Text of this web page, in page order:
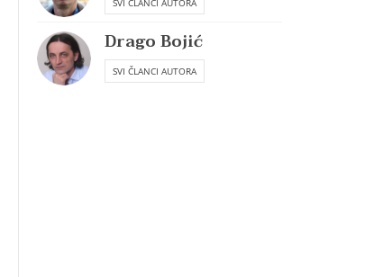
SVI ČLANCI AUTORA
Drago Bojić
SVI ČLANCI AUTORA